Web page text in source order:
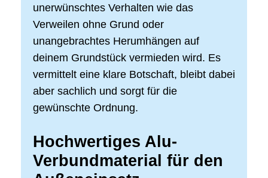
unerwünschtes Verhalten wie das
Verweilen ohne Grund oder
unangebrachtes Herumhängen auf
deinem Grundstück vermieden wird. Es
vermittelt eine klare Botschaft, bleibt dabei
aber sachlich und sorgt für die
gewünschte Ordnung.
Hochwertiges Alu-
Verbundmaterial für den